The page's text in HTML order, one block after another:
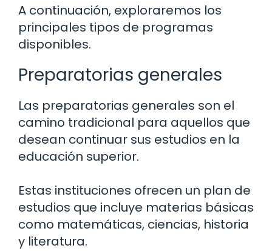
A continuación, exploraremos los
principales tipos de programas
disponibles.
Preparatorias generales
Las preparatorias generales son el
camino tradicional para aquellos que
desean continuar sus estudios en la
educación superior.
Estas instituciones ofrecen un plan de
estudios que incluye materias básicas
como matemáticas, ciencias, historia
y literatura.